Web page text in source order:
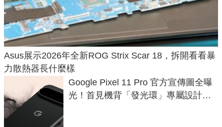
Asus展示2026年全新ROG Strix Scar 18，拆開看看暴
力散熱器長什麼樣
Google Pixel 11 Pro 官方宣傳圖全曝
光！首見機背「發光環」專屬設計、